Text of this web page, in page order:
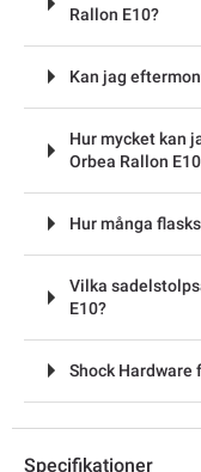
Rallon E10?
Kan jag
Hur mycket kan
Orbea Rallon
Hur många
Vilka
E10?
Shock Hardware
Specifikationer